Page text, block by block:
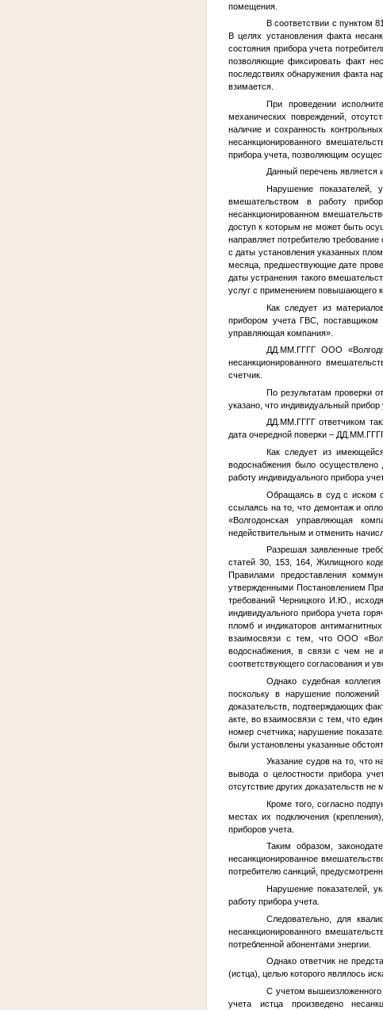
помещения.
В соответствии с пунктом
В целях установления факта
состояния прибора учета
позволяющие фиксировать факт
последствиях обнаружения факта
взимается.
При проведении
механических повреждений,
наличие и сохранность
несанкционированного
прибора учета, позволяющим
Данный перечень
Нарушение показателей,
вмешательством в работу
несанкционированном
доступ к которым не может быть
направляет потребителю
с даты установления указанных
месяца, предшествующие дате
даты устранения такого
услуг с применением повышающего
Как следует из
прибором учета ГВС, поставщиком
управляющая компания».
ДД.ММ.ГГГГООО
несанкционированного
счетчик.
По результатам проверки
указано, что индивидуальный прибор
ДД.ММ.ГГГГответчиком
дата очередной поверки –
Как следует из
водоснабжения было
работу индивидуального прибора
Обращаясь в суд с иском о
ссылаясь на то, что демонтаж и
«Волгодонская управляющая
недействительным и отменить
Разрешая заявленные
статей 30, 153, 164, Жилищного
Правилами предоставления
утвержденными Постановлением
требований Черницкого И.Ю.,
индивидуального прибора учета
пломб и индикаторов
взаимосвязи с тем, что ООО
водоснабжения, в связи с чем не
соответствующего согласования и
Однако судебная
поскольку в нарушение
доказательств, подтверждающих
акте, во взаимосвязи с тем, что
номер счетчика; нарушение
были установлены указанные
Указание судов на то, что
вывода о целостности прибора
отсутствие других доказательств
Кроме того, согласно
местах их подключения
приборов учета.
Таким образом,
несанкционированное
потребителю санкций,
Нарушение показателей,
работу прибора учета.
Следовательно, для
несанкционированного
потребленной абонентами энергии.
Однако ответчик не
(истца), целью которого являлось
С учетом вышеизложенного
учета истца произведено